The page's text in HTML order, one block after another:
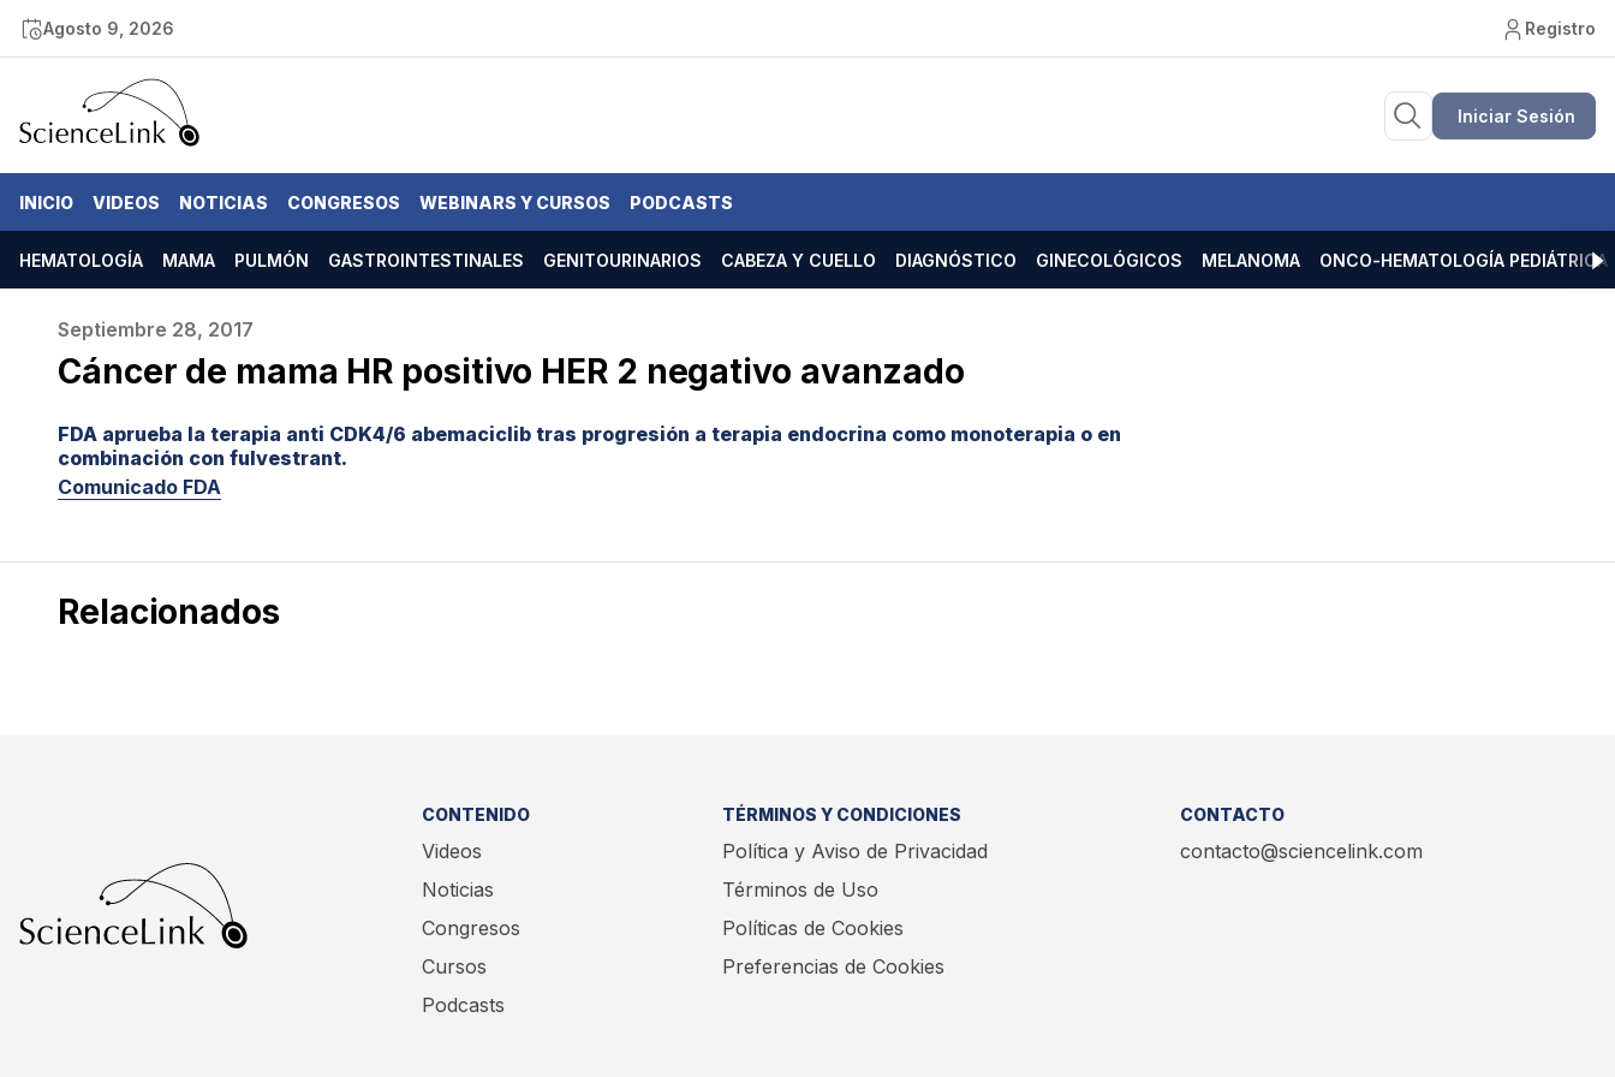
Agosto 9, 2026 Registro
Iniciar Sesión
INICIO VIDEOS NOTICIAS CONGRESOS WEBINARS Y CURSOS PODCASTS
HEMATOLOGÍA MAMA PULMÓN GASTROINTESTINALES GENITOURINARIOS CABEZA Y CUELLO DIAGNÓSTICO GINECOLÓGICOS MELANOMA ONCO-HEMATOLOGÍA PEDIÁTRICA
Septiembre 28, 2017
Cáncer de mama HR positivo HER 2 negativo avanzado
FDA aprueba la terapia anti CDK4/6 abemaciclib tras progresión a terapia endocrina como monoterapia o en
combinación con fulvestrant.
Comunicado FDA
Relacionados
CONTENIDO
Videos
Noticias
Congresos
Cursos
Podcasts
TÉRMINOS Y CONDICIONES
Política y Aviso de Privacidad
Términos de Uso
Políticas de Cookies
Preferencias de Cookies
CONTACTO
contacto@sciencelink.com